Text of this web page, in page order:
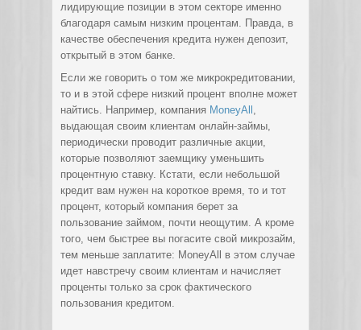
лидирующие позиции в этом секторе именно
благодаря самым низким процентам. Правда, в
качестве обеспечения кредита нужен депозит,
открытый в этом банке.
Если же говорить о том же микрокредитовании,
то и в этой сфере низкий процент вполне может
найтись. Например, компания MoneyAll ,
выдающая своим клиентам онлайн-займы,
периодически проводит различные акции,
которые позволяют заемщику уменьшить
процентную ставку. Кстати, если небольшой
кредит вам нужен на короткое время, то и тот
процент, который компания берет за
пользование займом, почти неощутим. А кроме
того, чем быстрее вы погасите свой микрозайм,
тем меньше заплатите: MoneyAll в этом случае
идет навстречу своим клиентам и начисляет
проценты только за срок фактического
пользования кредитом.